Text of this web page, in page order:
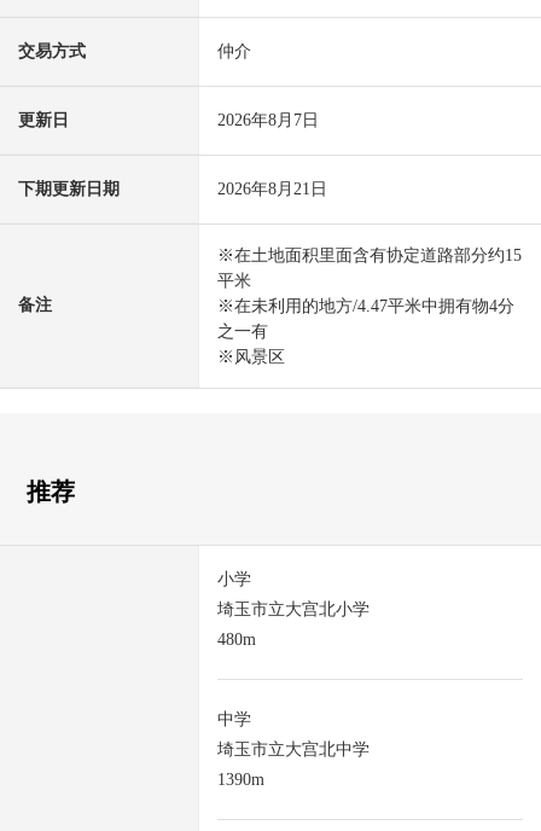
交易方式 仲介
更新日 2026年8月7日
下期更新日期 2026年8月21日
备注
※在土地面积里面含有协定道路部分约15
平米
※在未利用的地方/4.47平米中拥有物4分
之一有
※风景区
推荐
小学
埼玉市立大宫北小学
480m
中学
埼玉市立大宫北中学
1390m